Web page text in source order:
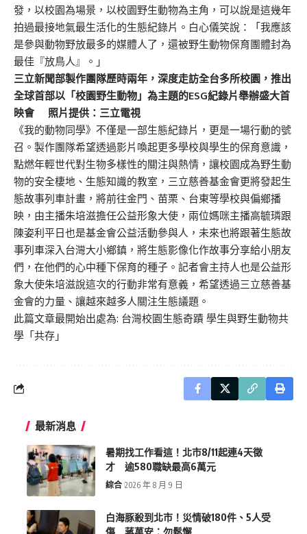
發，以校園為場景，以校園野生動物為主角，可以說是這幾年
拍過最接地氣最生活化的生態紀錄片。白心儀笑說：「我應該
是參與動物野放最多的媒體人了，還被野生動物保育團體封為
最佳『放鳥人』。」
三立新聞部製作團隊歷時兩年，深度走訪全台多所校園，推出
全球首部以「校園野生動物」為主題的ESG紀錄片舉辦盛大首
映會 照片提供：三立電視
《我的動物同學》不僅是一部生態紀錄片，更是一場行動的號
召。製作團隊希望透過影片喚起更多學校與學生的保育意識，
點燃年輕世代對生物多樣性的關注與熱情，讓校園成為野生動
物的安全棲地、生態知識的教室，三立慈善基金會更將發起生
態故事列車計畫，將前往金門、苗栗、台東等學校與偏鄉播
映，由主播朱培滋擔任公益形象大使，兩位媽咪主播高毓璘跟
陳姿利平日也是基金會公益活動參與人，未來也將跟著生態故
事列車深入台灣大小鄉鎮，將生態影像化作故事分享給小朋友
們，在他們的心中種下保育的種子。記者會主持人也是公益形
象大使朱培滋說這次的行動非常有意義，希望透過三立慈善基
金會的力量、讓越來越多人關注生態議題。
此篇文章最開始出處為: 台灣校園生態奇蹟 學生與野生動物共
學「共存」
最新消息
暑期找工作看這！北市8/11起連4天徵
才 逾580職缺最高6萬元
綜合 2026 年 8 月 9 日
白海豚殺到北市！災情破180件、5人受
傷 蔣萬安：勿鬆懈